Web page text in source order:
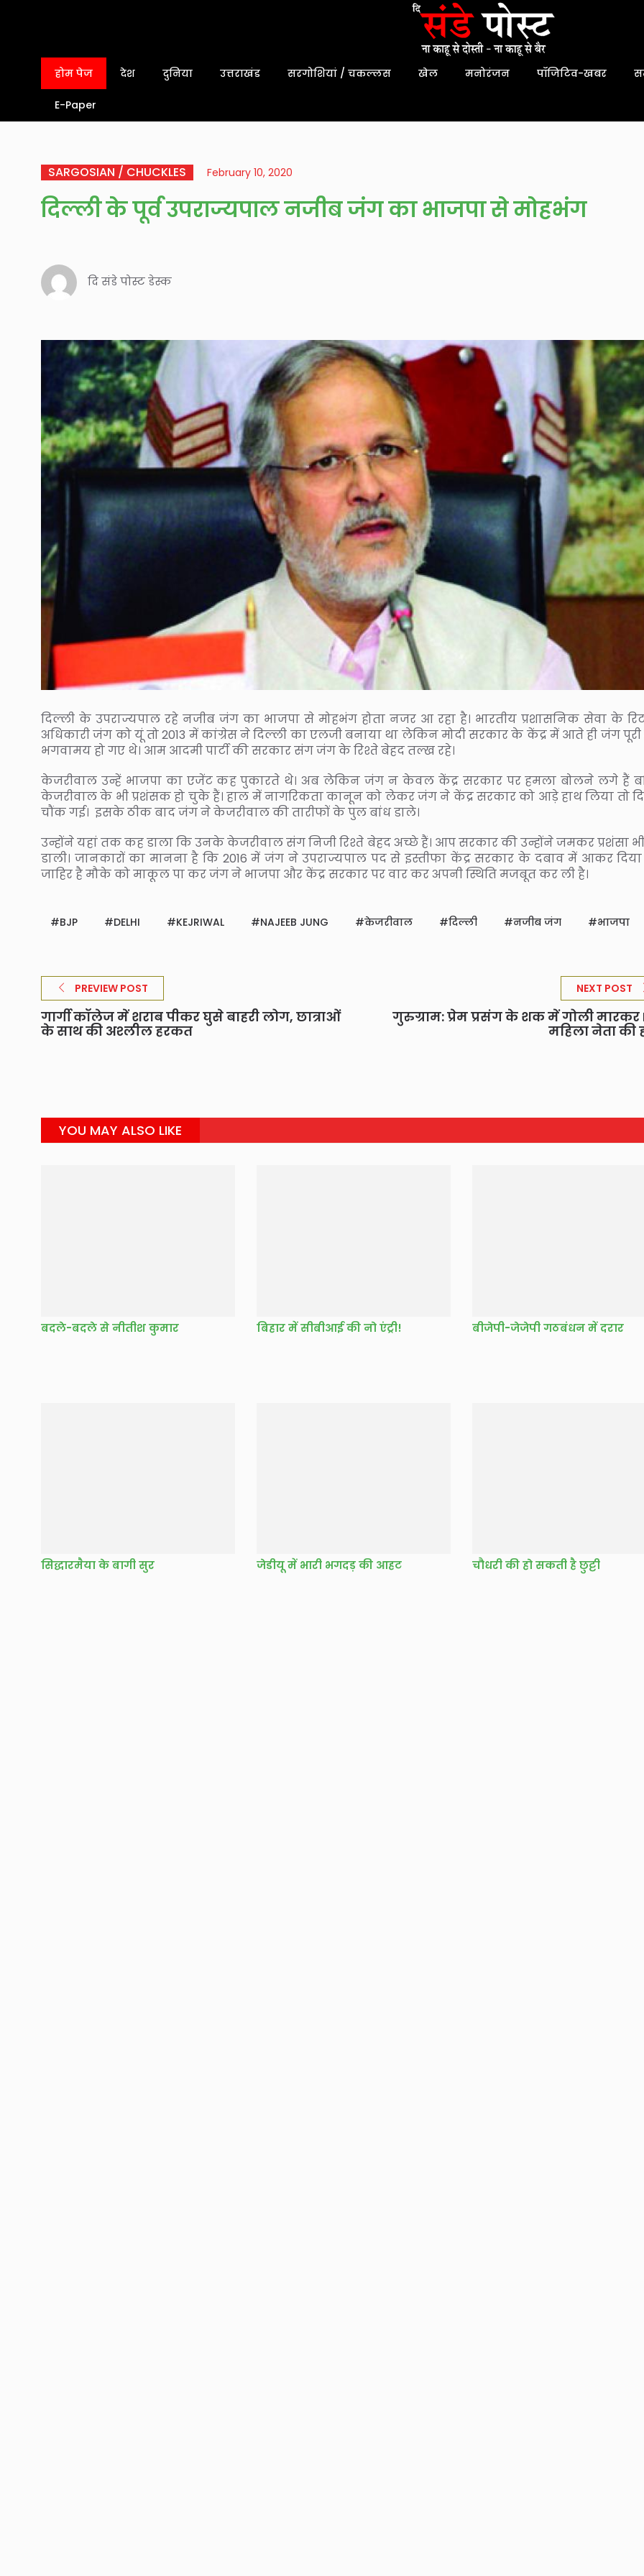
होम पेज देश दुनिया उत्तराखंड सरगोशियां / चकल्लस खेल मनोरंजन पॉजिटिव-खबर
E-Paper
SARGOSIAN / CHUCKLES February 10, 2020
दिल्ली के पूर्व उपराज्यपाल नजीब जंग का भाजपा से मोहभंग
दि संडे पोस्ट डेस्क
दिल्ली के उपराज्यपाल रहे नजीब जंग का भाजपा से मोहभंग होता नजर आ रहा है। भारतीय प्रशासनिक सेवा के
अधिकारी जंग को यूं तो 2013 में कांग्रेस ने दिल्ली का एलजी बनाया था लेकिन मोदी सरकार के केंद्र में आते ही जंग पूरी
भगवामय हो गए थे। आम आदमी पार्टी की सरकार संग जंग के रिश्ते बेहद तल्ख रहे।
केजरीवाल उन्हें भाजपा का एजेंट कह पुकारते थे। अब लेकिन जंग न केवल केंद्र सरकार पर हमला बोलने लगे हैं
केजरीवाल के भी प्रशंसक हो चुके हैं। हाल में नागरिकता कानून को लेकर जंग ने केंद्र सरकार को आड़े हाथ लिया तो
चौंक गई। इसके ठीक बाद जंग ने केजरीवाल की तारीफों के पुल बांध डाले।
उन्होंने यहां तक कह डाला कि उनके केजरीवाल संग निजी रिश्ते बेहद अच्छे हैं। आप सरकार की उन्होंने जमकर प्रशंसा
डाली। जानकारों का मानना है कि 2016 में जंग ने उपराज्यपाल पद से इस्तीफा केंद्र सरकार के दबाव में आकर दिया
जाहिर है मौके को माकूल पा कर जंग ने भाजपा और केंद्र सरकार पर वार कर अपनी स्थिति मजबूत कर ली है।
BJP DELHI KEJRIWAL NAJEEB JUNG केजरीवाल दिल्ली नजीब जंग भाजपा
PREVIEW POST
गार्गी कॉलेज में शराब पीकर घुसे बाहरी लोग, छात्राओं
के साथ की अश्लील हरकत
NEXT POST
गुरुग्राम: प्रेम प्रसंग के शक में गोली मारकर
महिला नेता की
YOU MAY ALSO LIKE
बदले-बदले से नीतीश कुमार बिहार में सीबीआई की नो एंट्री! बीजेपी-जेजेपी गठबंधन में दरार
सिद्धारमैया के बागी सुर जेडीयू में भारी भगदड़ की आहट चौधरी की हो सकती है छुट्टी